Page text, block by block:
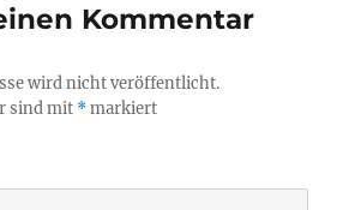
Kommentar
wird nicht veröffentlicht.
sind mit *markiert